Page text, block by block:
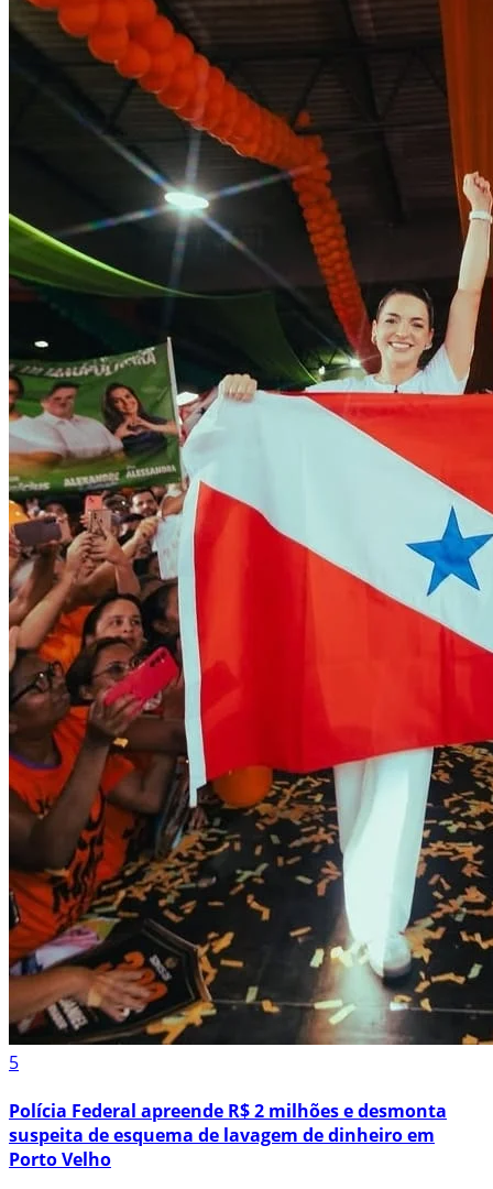
5
Polícia Federal apreende R$ 2 milhões e desmonta
suspeita de esquema de lavagem de dinheiro em
Porto Velho